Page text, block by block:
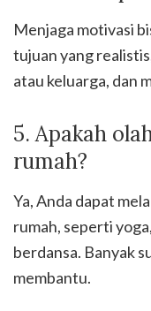
Menjaga motivasi
tujuan yang
atau keluarga, dan
5. Apakah
rumah?
Ya, Anda dapat
rumah, seperti
berdansa. Banyak
membantu.